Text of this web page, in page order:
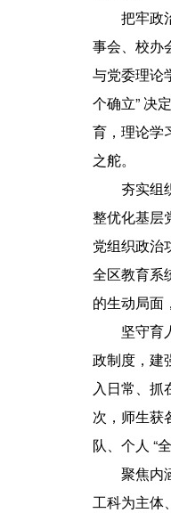
把牢政
事会、校办
与党委理论
个确立” 决
育，理论学
之舵。
夯实组
整优化基层
党组织政治
全区教育系
的生动局面
坚守育
政制度，建
入日常、抓
次，师生获
队、个人 “
聚焦内
工科为主体